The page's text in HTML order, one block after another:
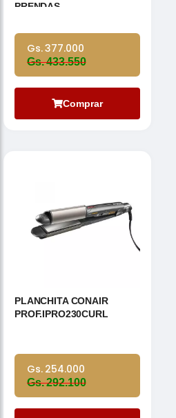
PRENDAS
Gs. 377.000
Gs. 433.550
Comprar
PLANCHITA CONAIR
PROF.IPRO230CURL
Gs. 254.000
Gs. 292.100